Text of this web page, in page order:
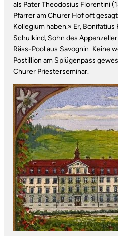
als Pater Theodosius Florentini
Pfarrer am Churer Hof oft
Kollegium haben.» Er,
Schulkind, Sohn des
Räss-Pool aus Savognin. Keine
Postillion am Splügenpass
Churer Priesterseminar.